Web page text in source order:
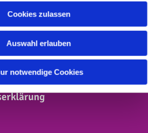
Cookies zulassen
Auswahl erlauben
notwendige Cookies